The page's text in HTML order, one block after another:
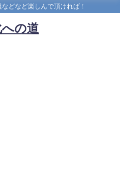
どなど楽しんで頂ければ！
の道